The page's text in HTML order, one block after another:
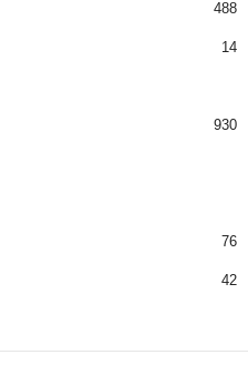
488
14
930
76
42